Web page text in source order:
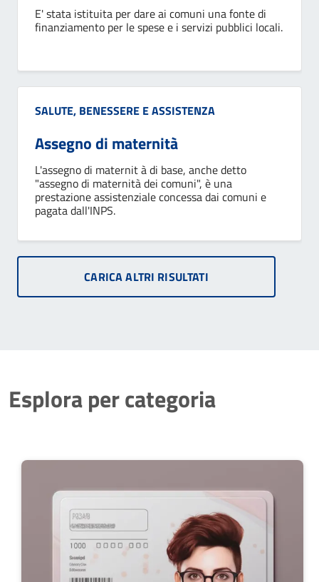
E' stata istituita per dare ai comuni una fonte di
finanziamento per le spese e i servizi pubblici locali.
Categoria:
SALUTE, BENESSERE E ASSISTENZA
Assegno di maternità
L'assegno di maternit à di base, anche detto
"assegno di maternità dei comuni", è una
prestazione assistenziale concessa dai comuni e
pagata dall'INPS.
CARICA ALTRI RISULTATI
Esplora per categoria